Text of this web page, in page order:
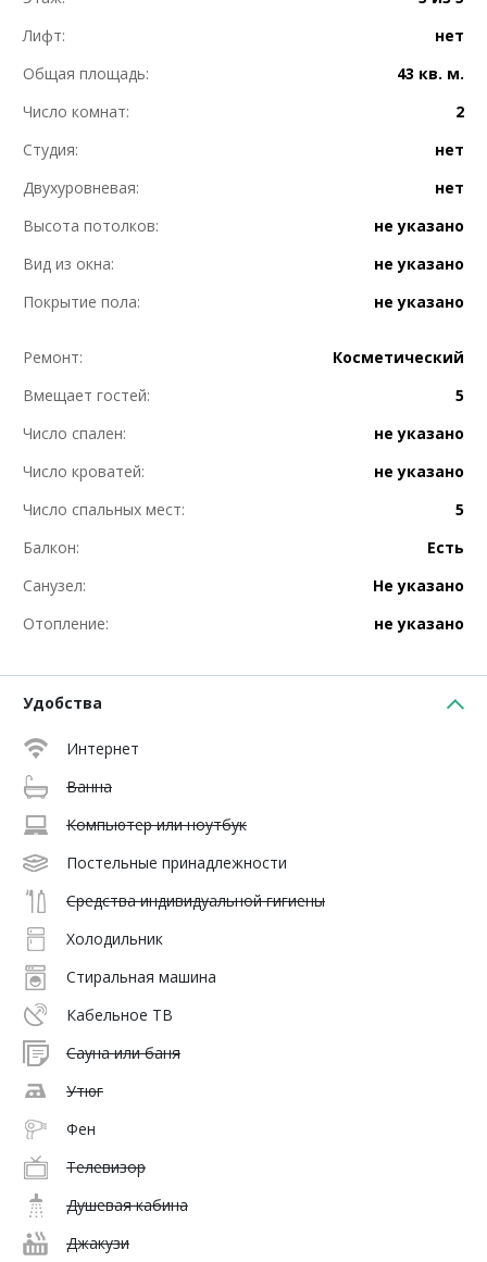
Лифт:
нет
Общая площадь:
43 кв. м.
Число комнат:
2
Студия:
нет
Двухуровневая:
нет
Высота потолков:
не указано
Вид из окна:
не указано
Покрытие пола:
не указано
Ремонт:
Косметический
Вмещает гостей:
5
Число спален:
не указано
Число кроватей:
не указано
Число спальных мест:
5
Балкон:
Есть
Санузел:
Не указано
Отопление:
не указано
Удобства
Интернет
Ванна
Компьютер или ноутбук
Постельные принадлежности
Средства индивидуальной гигиены
Холодильник
Стиральная машина
Кабельное ТВ
Сауна или баня
Утюг
Фен
Телевизор
Душевая кабина
Джакузи